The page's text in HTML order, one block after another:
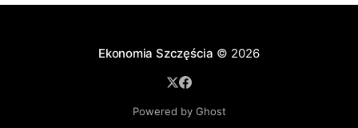
Ekonomia Szczęścia © 2026
Powered by Ghost